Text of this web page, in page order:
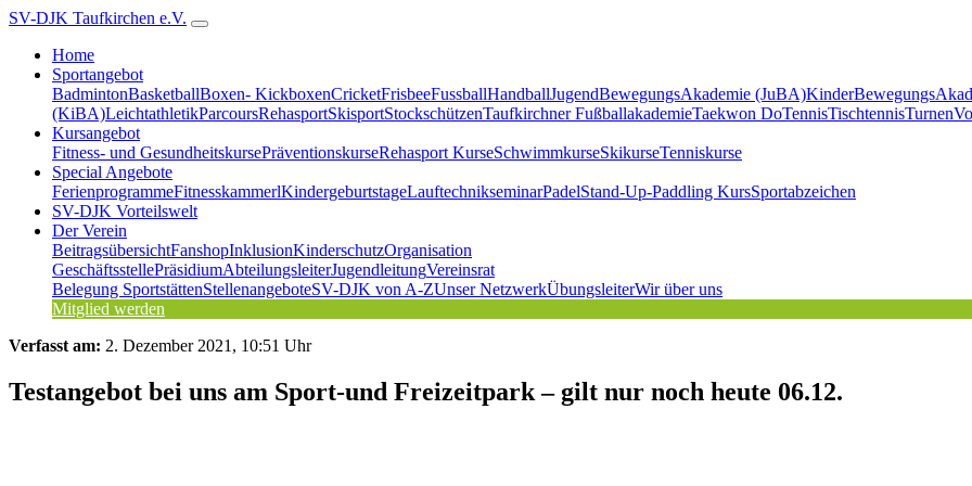
SV-DJK Taufkirchen e.V.
Home
Sportangebot
BadmintonBasketballBoxen- KickboxenCricketFrisbeeFussballHandballJugendBewegungsAkademie (JuBA)
(KiBA)LeichtathletikParcoursRehasportSkisportStockschützenTaufkirchner FußballakademieTaekwon DoTennisTischtennisTurnen
Kursangebot
Fitness- und GesundheitskursePräventionskurseRehasport KurseSchwimmkurseSkikurseTenniskurse
Special Angebote
FerienprogrammeFitnesskammerlKindergeburtstageLauftechnikseminarPadelStand-Up-Paddling KursSportabzeichen
SV-DJK Vorteilswelt
Der Verein
BeitragsübersichtFanshopInklusionKinderschutzOrganisation
GeschäftsstellePräsidiumAbteilungsleiterJugendleitungVereinsrat
Belegung SportstättenStellenangeboteSV-DJK von A-ZUnser NetzwerkÜbungsleiterWir über uns
Mitglied werden
Verfasst am: 2. Dezember 2021, 10:51 Uhr
Testangebot bei uns am Sport-und Freizeitpark – gilt nur noch heute 06.12.